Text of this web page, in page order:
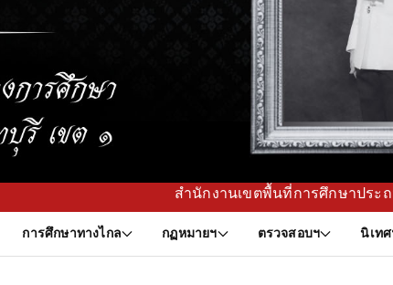
สำนักงานเขตพื้นที่การศึกษาประถมศึกษาจันทบุรี เขต 1 กำ
การศึกษาทางไกล กฏหมายฯ ตรวจสอบฯ นิเท